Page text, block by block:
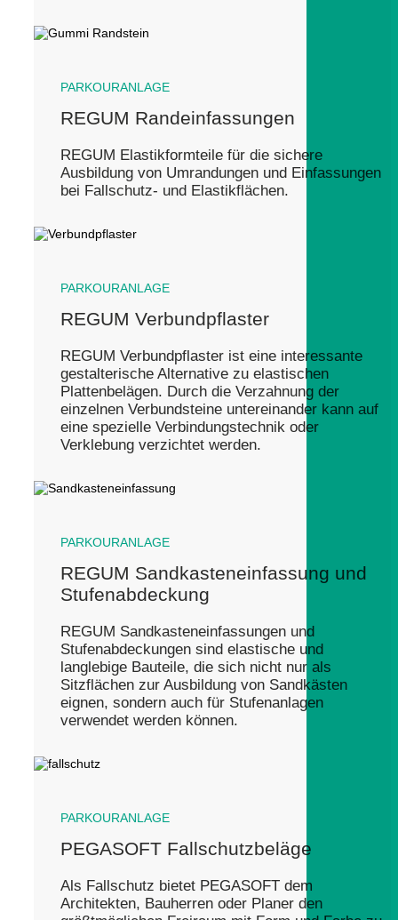
PARKOURANLAGE
REGUM Randeinfassungen
REGUM Elastikformteile für die sichere
Ausbildung von Umrandungen und Einfassungen
bei Fallschutz- und Elastikflächen.
PARKOURANLAGE
REGUM Verbundpflaster
REGUM Verbundpflaster ist eine interessante
gestalterische Alternative zu elastischen
Plattenbelägen. Durch die Verzahnung der
einzelnen Verbundsteine untereinander kann auf
eine spezielle Verbindungstechnik oder
Verklebung verzichtet werden.
PARKOURANLAGE
REGUM Sandkasteneinfassung und
Stufenabdeckung
REGUM Sandkasteneinfassungen und
Stufenabdeckungen sind elastische und
langlebige Bauteile, die sich nicht nur als
Sitzflächen zur Ausbildung von Sandkästen
eignen, sondern auch für Stufenanlagen
verwendet werden können.
PARKOURANLAGE
PEGASOFT Fallschutzbeläge
Als Fallschutz bietet PEGASOFT dem
Architekten, Bauherren oder Planer den